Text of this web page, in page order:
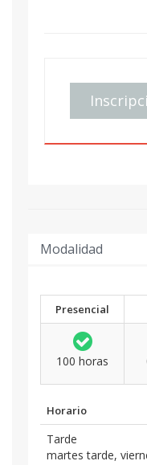
Modalidad
Presencial
100 horas
Horario
Tarde
martes